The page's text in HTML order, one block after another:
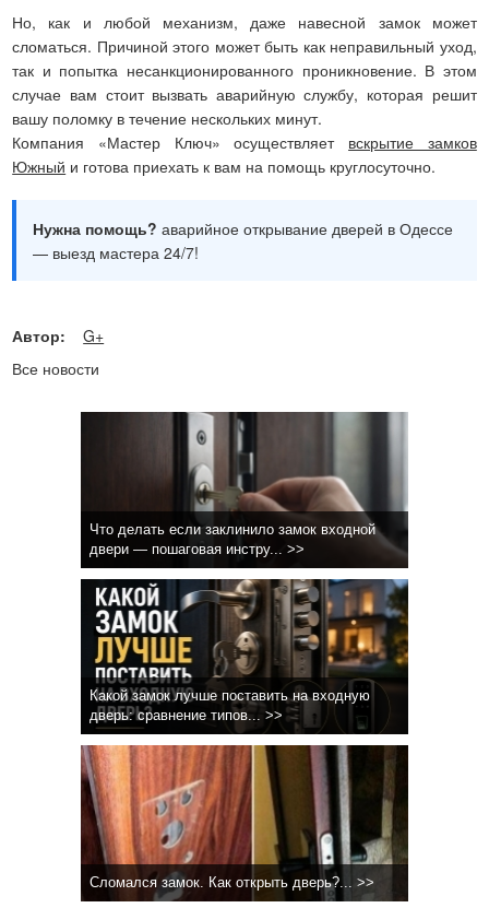
Но, как и любой механизм, даже навесной замок может
сломаться. Причиной этого может быть как неправильный уход,
так и попытка несанкционированного проникновение. В этом
случае вам стоит вызвать аварийную службу, которая решит
вашу поломку в течение нескольких минут.
Компания «Мастер Ключ» осуществляет вскрытие замков
Южный и готова приехать к вам на помощь круглосуточно.
Нужна помощь? аварийное открывание дверей в Одессе
— выезд мастера 24/7!
Автор:
G+
Все новости
Что делать если заклинило замок входной
двери — пошаговая инстру... >>
Какой замок лучше поставить на входную
дверь: сравнение типов... >>
Сломался замок. Как открыть дверь?... >>